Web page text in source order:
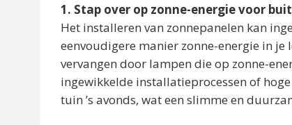
1. Stap over op zonne-energie voor
Het installeren van zonnepanelen kan
eenvoudigere manier zonne-energie in
vervangen door lampen die op zonne-
ingewikkelde installatieprocessen of
tuin ’s avonds, wat een slimme en